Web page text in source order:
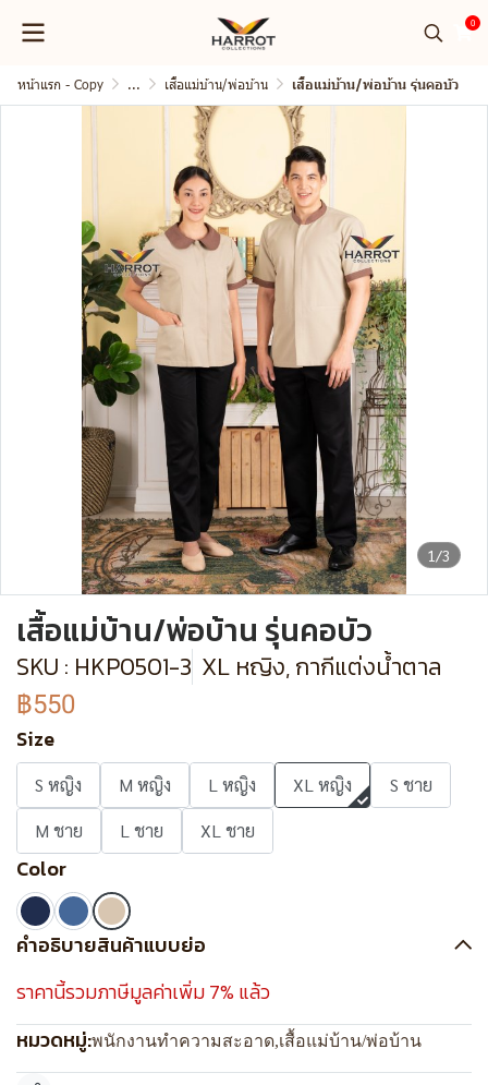
0
หน้าแรก - Copy ... เสื้อแม่บ้าน/พ่อบ้าน เสื้อแม่บ้าน/พ่อบ้าน รุ่นคอบัว
1/3
เสื้อแม่บ้าน/พ่อบ้าน รุ่นคอบัว
SKU : HKP0501-3 XL หญิง, กากีแต่งน้ำตาล
฿550
Size
S หญิง M หญิง L หญิง XL หญิง
S ชาย
M ชาย
L ชาย XL ชาย
Color
คำอธิบายสินค้าแบบย่อ
ราคานี้รวมภาษีมูลค่าเพิ่ม 7% แล้ว
หมวดหมู่:พนักงานทำความสะอาด,เสื้อแม่บ้าน/พ่อบ้าน